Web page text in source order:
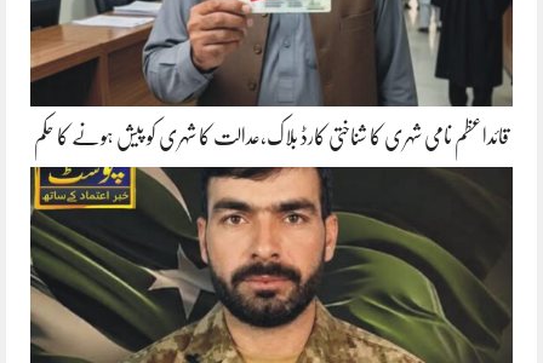
قائداعظم نامی شہری کا شناختی کارڈ بلاک،عدالت کا شہری کو پیش ہونے کا حکم